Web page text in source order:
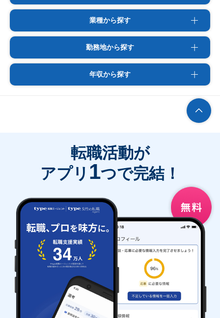
業種から探す
勤務地から探す
年収から探す
転職活動が
アプリ 1つで完結！